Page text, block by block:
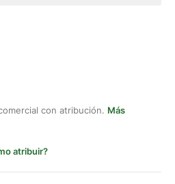
con atribución. Más
atribuir?